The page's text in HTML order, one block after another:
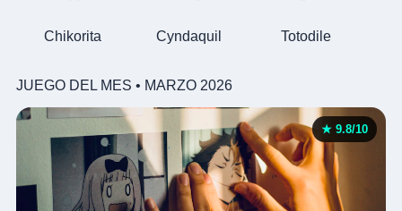
Chikorita Cyndaquil Totodile
JUEGO DEL MES • MARZO 2026
★ 9.8/10